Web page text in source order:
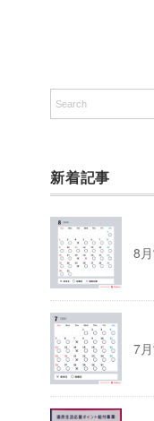
新着記事
8
7